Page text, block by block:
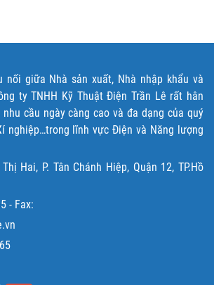
nối giữa Nhà sản xuất, Nhà nhập khẩu và
ty TNHH Kỹ Thuật Điện Trần Lê rất hân
cầu ngày càng cao và đa dạng của quý
nghiệp…trong lĩnh vực Điện và Năng lượng
Hai, P. Tân Chánh Hiệp, Quận 12, TP.Hồ
- Fax: